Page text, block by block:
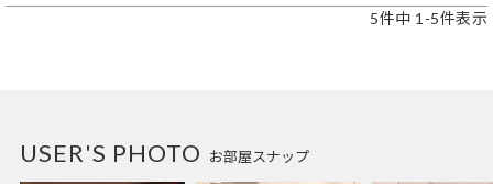
5件中 1 -5件表示
お部屋スナップ
USER'S PHOTO